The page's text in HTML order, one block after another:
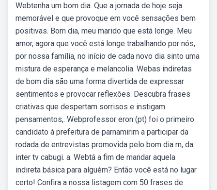
Webtenha um bom dia. Que a jornada de hoje seja
memorável e que provoque em você sensações bem
positivas. Bom dia, meu marido que está longe. Meu
amor, agora que você está longe trabalhando por nós,
por nossa família, no início de cada novo dia sinto uma
mistura de esperança e melancolia. Webas indiretas
de bom dia são uma forma divertida de expressar
sentimentos e provocar reflexões. Descubra frases
criativas que despertam sorrisos e instigam
pensamentos,. Webprofessor eron (pt) foi o primeiro
candidato à prefeitura de parnamirim a participar da
rodada de entrevistas promovida pelo bom dia rn, da
inter tv cabugi. a. Webtá a fim de mandar aquela
indireta básica para alguém? Então você está no lugar
certo! Confira a nossa listagem com 50 frases de